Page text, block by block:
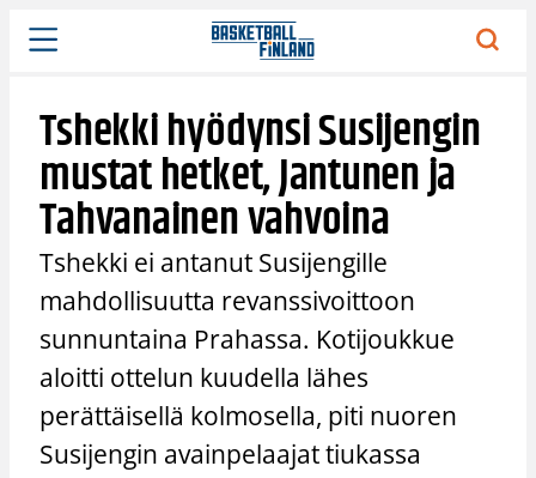
Siirry
sisältöön
Tshekki hyödynsi Susijengin
mustat hetket, Jantunen ja
Tahvanainen vahvoina
Tshekki ei antanut Susijengille
mahdollisuutta revanssivoittoon
sunnuntaina Prahassa. Kotijoukkue
aloitti ottelun kuudella lähes
perättäisellä kolmosella, piti nuoren
Susijengin avainpelaajat tiukassa